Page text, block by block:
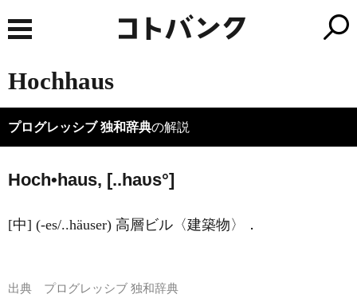
Hochhaus
プログレッシブ 独和辞典の解説
Hoch•haus, [..haυs°]
[中] (-es/..häuser) 高層ビル〈建築物〉．
出典 プログレッシブ 独和辞典